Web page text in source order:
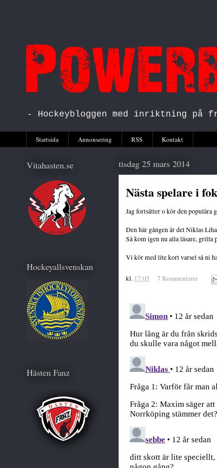
- Hockeybloggen med inriktning på
Startsida Annonsering RSS Kontakt
tisdag 25 mars 2014
Nästa spelare i
Jag fortsätter o kör den
Den här gången är det Niklas
Så kom igen nu alla läsare, grilla
Vi kör med lite kort varsel så ni
kl. 17:05 7 Kommentarer
Vitahasten.se
Hockeyallsvenskan
Hästen Fanz